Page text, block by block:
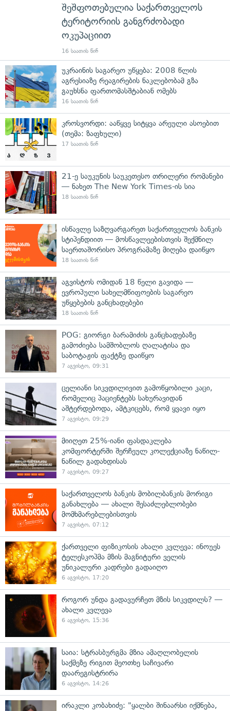
შეშფოთებულია საქართველოს
ტერიტორიის განგრძობადი
ოკუპაციით
16 საათის წინ
უკრაინის საგარეო უწყება: 2008 წლის
აგრესიაზე რეაგირების ნაკლებობამ გზა
გაუხსნა ფართომასშტაბიან ომებს
16 საათის წინ
კროსვორდი: ააწყვე სიტყვა არეული ასოებით
(თემა: ზაფხული)
17 საათის წინ
21-ე საუკუნის საუკეთესო თრილერი რომანები
— ნახეთ The New York Times-ის სია
18 საათის წინ
ისწავლე საზღვარგარეთ საქართველოს ბანკის
სტიპენდიით — მოსწავლეებისთვის შექმნილ
საერთაშორისო პროგრამაზე მიღება დაიწყო
18 საათის წინ
აგვისტოს ომიდან 18 წელი გავიდა —
ევროპული სახელმწიფოების საგარეო
უწყებების განცხადებები
18 საათის წინ
POG: გიორგი ბარამიძის განცხადებაზე
გამოძიება სამშობლოს ღალატისა და
საბოტაჟის ფაქტზე დაიწყო
7 აგვისტო, 09:31
ცელიანი სიკვდილივით გამოწყობილი კაცი,
რომელიც პაციენტებს სახურავიდან
აშტერდებოდა, ამტკიცებს, რომ ყვავი იყო
7 აგვისტო, 09:29
მიიღეთ 25%-იანი ფასდაკლება
კომფორტერში შერჩეულ კოლექციაზე ნაწილ-
ნაწილ გადახდისას
7 აგვისტო, 09:27
საქართველოს ბანკის მობილბანკის მორიგი
განახლება — ახალი შესაძლებლობები
მომხმარებლებისთვის
7 აგვისტო, 07:12
ქართველი ფიზიკოსის ახალი კვლევა: ინოუეს
ტელესკოპმა მზის მაგნიტური ველის
უნიკალური კადრები გადაიღო
6 აგვისტო, 17:20
როგორ უნდა გადავურჩეთ მზის სიკვდილს? —
ახალი კვლევა
6 აგვისტო, 15:36
საია: სტრასბურგმა მზია ამაღლობელის
საქმეზე რიგით მეოთხე საჩივარი
დაარეგისტრირა
6 აგვისტო, 14:26
ირაკლი კობახიძე: "ყალბი შინაარსი იქმნება,